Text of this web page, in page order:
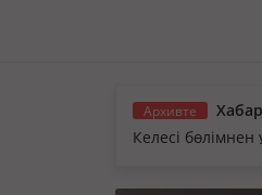
Архивте
Келесі